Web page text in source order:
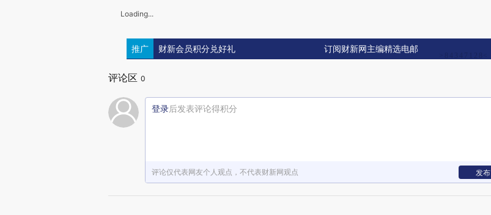
Loading...
推广 财新会员积分兑好礼 订阅财新网主编精选电邮
评论区 0
登录后发表评论得积分
评论仅代表网友个人观点，不代表财新网观点 发布